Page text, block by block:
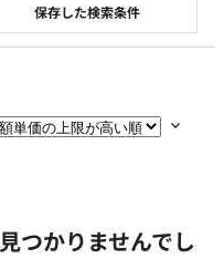
つかりませんでし
保存した検索条件